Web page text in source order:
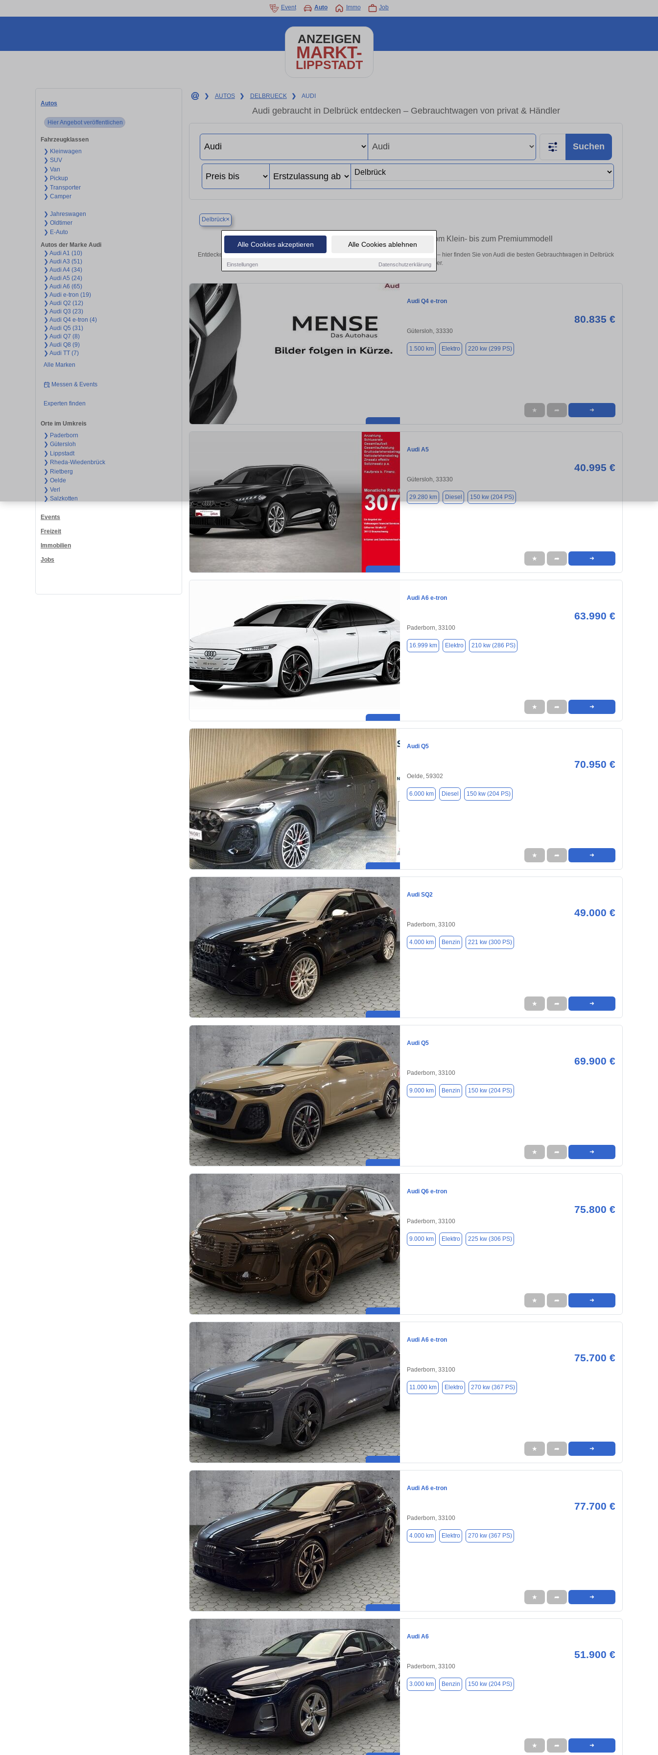
Alle Cookies akzeptieren Alle Cookies ablehnen
Einstellungen Datenschutzerklärung
Event Auto Immo Job
ANZEIGEN
MARKT-
LIPPSTADT
Autos
Hier Angebot veröffentlichen
Fahrzeugklassen
❯ Kleinwagen
❯ SUV
❯ Van
❯ Pickup
❯ Transporter
❯ Camper
❯ Jahreswagen
❯ Oldtimer
❯ E-Auto
Autos der Marke Audi
❯ Audi A1 (10)
❯ Audi A3 (51)
❯ Audi A4 (34)
❯ Audi A5 (24)
❯ Audi A6 (65)
❯ Audi e-tron (19)
❯ Audi Q2 (12)
❯ Audi Q3 (23)
❯ Audi Q4 e-tron (4)
❯ Audi Q5 (31)
❯ Audi Q7 (8)
❯ Audi Q8 (9)
❯ Audi TT (7)
Alle Marken
Messen & Events
Experten finden
Orte im Umkreis
❯ Paderborn
❯ Gütersloh
❯ Lippstadt
❯ Rheda-Wiedenbrück
❯ Rietberg
❯ Oelde
❯ Verl
❯ Salzkotten
Events
Freizeit
Immobilien
Jobs
❯ AUTOS ❯ DELBRUECK ❯ AUDI
Audi gebraucht in Delbrück entdecken – Gebrauchtwagen von privat & Händler
Suchen
Delbrück×
Finden Sie in Delbrück Ihren gebrauchten Audi – vom Klein- bis zum Premiummodell
Entdecken Sie in Delbrück gebrauchte Audi Fahrzeuge. Von Kleinwagen bis hin zum SUV – hier finden Sie von Audi die besten Gebrauchtwagen in Delbrück
von privat und vom Händler.
Audi Q4 e-tron
80.835 €
Gütersloh, 33330
1.500 km Elektro 220 kw (299 PS)
★ ➦ ➜
Audi A5
40.995 €
Gütersloh, 33330
29.280 km Diesel 150 kw (204 PS)
★ ➦ ➜
Audi A6 e-tron
63.990 €
Paderborn, 33100
16.999 km Elektro 210 kw (286 PS)
★ ➦ ➜
Audi Q5
70.950 €
Oelde, 59302
6.000 km Diesel 150 kw (204 PS)
★ ➦ ➜
Audi SQ2
49.000 €
Paderborn, 33100
4.000 km Benzin 221 kw (300 PS)
★ ➦ ➜
Audi Q5
69.900 €
Paderborn, 33100
9.000 km Benzin 150 kw (204 PS)
★ ➦ ➜
Audi Q6 e-tron
75.800 €
Paderborn, 33100
9.000 km Elektro 225 kw (306 PS)
★ ➦ ➜
Audi A6 e-tron
75.700 €
Paderborn, 33100
11.000 km Elektro 270 kw (367 PS)
★ ➦ ➜
Audi A6 e-tron
77.700 €
Paderborn, 33100
4.000 km Elektro 270 kw (367 PS)
★ ➦ ➜
Audi A6
51.900 €
Paderborn, 33100
3.000 km Benzin 150 kw (204 PS)
★ ➦ ➜